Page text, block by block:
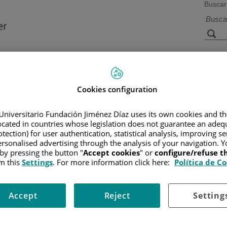
Buscar
Instalaciones y
tecnología
Inicio/
Fundación Jiménez Díaz
Cookies configuration
Fundación Jiménez Díaz uses its own cookies and
in countries whose legislation does not guarantee an
for user authentication, statistical analysis, improving
advertising through the analysis of your navigation.
pressing the button "Accept cookies" or configure/refuse
thisSettings. For more information click here: Política de
Reject
Accept